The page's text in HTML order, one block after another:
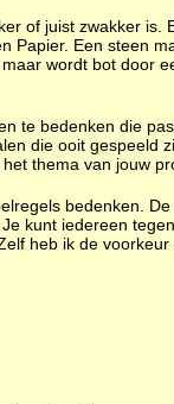
of juist zwakker is.
Papier. Een steen
wordt bot door
te bedenken die
die ooit gespeeld
thema van jouw
bedenken.
kunt iedereen
heb ik de